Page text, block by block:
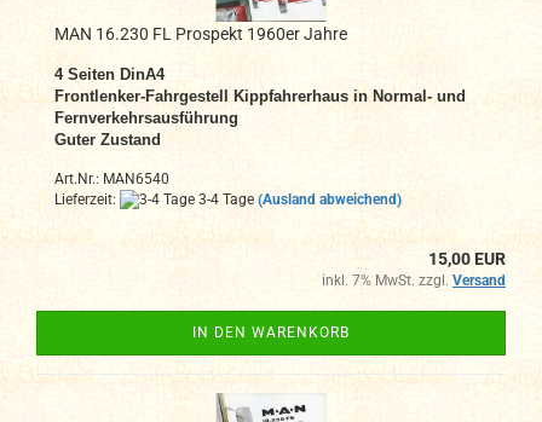
MAN 16.230 FL Prospekt 1960er Jahre
4 Seiten DinA4
Frontlenker-Fahrgestell Kippfahrerhaus in Normal- und
Fernverkehrsausführung
Guter Zustand
Art.Nr.: MAN6540
Lieferzeit:
3-4 Tage (Ausland abweichend)
15,00 EUR
inkl. 7% MwSt. zzgl. Versand
IN DEN WARENKORB